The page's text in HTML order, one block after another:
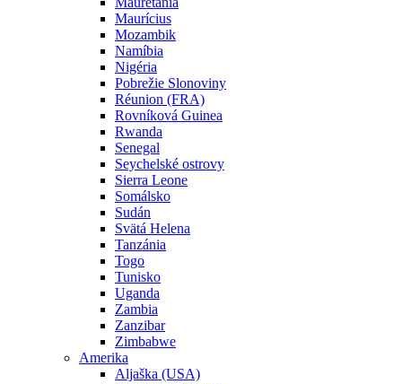
Maurícius
Mozambik
Namíbia
Nigéria
Pobrežie Slonoviny
Réunion (FRA)
Rovníková Guinea
Rwanda
Senegal
Seychelské ostrovy
Sierra Leone
Somálsko
Sudán
Svätá Helena
Tanzánia
Togo
Tunisko
Uganda
Zambia
Zanzibar
Zimbabwe
Amerika
Aljaška (USA)